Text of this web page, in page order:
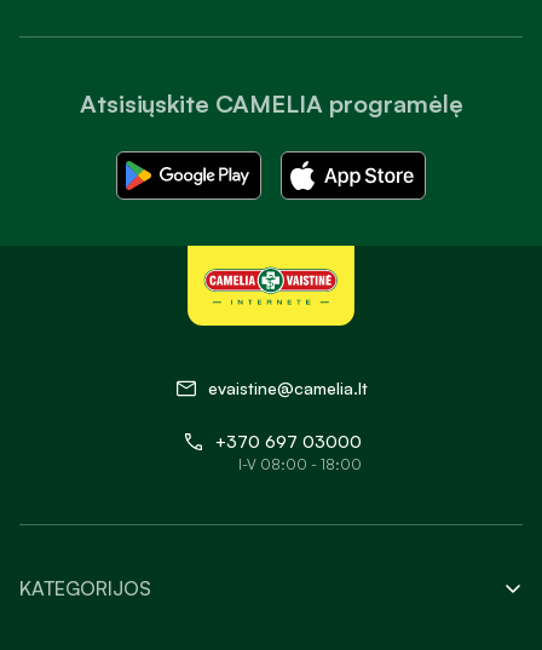
Atsisiųskite CAMELIA programėlę
evaistine@camelia.lt
+370 697 03000
I-V 08:00 - 18:00
KATEGORIJOS